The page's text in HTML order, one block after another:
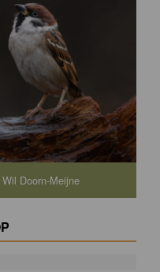
Doorn-Meijne